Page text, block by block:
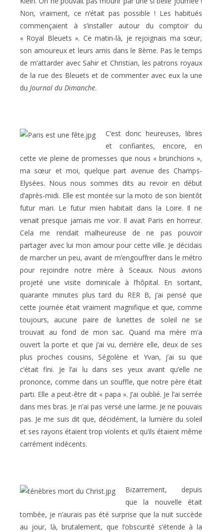
Non, vraiment, ce n’était pas possible ! Les habitués
commençaient à s’installer autour du comptoir du
« Royal Bleuets ». Ce matin-là, je rejoignais ma sœur,
son amoureux et leurs amis dans le 8ème. Pas le temps
de m’attarder avec Sahir et Christian, les patrons royaux
de la rue des Bleuets et de commenter avec eux la une
du Journal du Dimanche.
C’est donc heureuses, libres
et confiantes, encore, en
cette vie pleine de promesses que nous « brunchions »,
ma sœur et moi, quelque part avenue des Champs-
Elysées. Nous nous sommes dits au revoir en début
d’après-midi. Elle est montée sur la moto de son bientôt
futur mari. Le futur mien habitait dans la Loire. Il ne
venait presque jamais me voir. Il avait Paris en horreur.
Cela me rendait malheureuse de ne pas pouvoir
partager avec lui mon amour pour cette ville. Je décidais
de marcher un peu, avant de m’engouffrer dans le métro
pour rejoindre notre mère à Sceaux. Nous avions
projeté une visite dominicale à l’hôpital. En sortant,
quarante minutes plus tard du RER B, j’ai pensé que
cette journée était vraiment magnifique et que, comme
toujours, aucune paire de lunettes de soleil ne se
trouvait au fond de mon sac. Quand ma mère m’a
ouvert la porte et que j’ai vu, derrière elle, deux de ses
plus proches cousins, Ségolène et Yvan, j’ai su que
c’était fini. Je l’ai lu dans ses yeux avant qu’elle ne
prononce, comme dans un souffle, que notre père était
parti. Elle a peut-être dit « papa ». J’ai oublié. Je l’ai serrée
dans mes bras. Je n’ai pas versé une larme. Je ne pouvais
pas. Je me suis dit que, décidément, la lumière du soleil
et ses rayons étaient trop violents et qu’ils étaient même
carrément indécents.
Bizarrement, depuis
que la nouvelle était
tombée, je n’aurais pas été surprise que la nuit succède
au jour, là, brutalement, que l’obscurité s’étende à la